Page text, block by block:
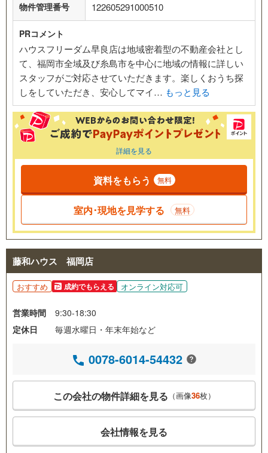
物件管理番号 122605291000510
PRコメント
ハウスフリーダム早良店は地域密着型の不動産会社とし
て、福岡市全域及び糸島市を中心に地域の情報に詳しい
スタッフがご対応させていただきます。楽しくおうち探
しをしていただき、安心してマイ… もっと見る
詳細を見る
資料をもらう 無料
室内･現地を見学する 無料
藤和ハウス 福岡店
おすすめ 成約でもらえる オンライン対応可
営業時間
9:30-18:30
定休日
毎週水曜日・年末年始など
0078-6014-54432
この会社の物件詳細を見る （画像36枚）
会社情報を見る